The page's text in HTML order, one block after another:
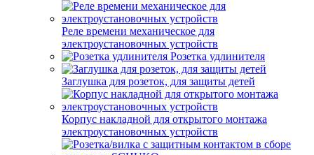
Реле времени механическое для
электроустановочных устройств
Розетка удлинителя
Заглушка для розеток, для защиты детей
Корпус накладной для открытого монтажа
электроустановочных устройств